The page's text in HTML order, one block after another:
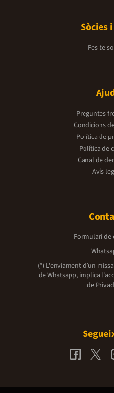
Sòcies
Fes-te
Preguntes
Condicions
Política de
Política de
Canal de
Avís
Formulari de
(*) L'enviament d’un
de Whatsapp, implica
de